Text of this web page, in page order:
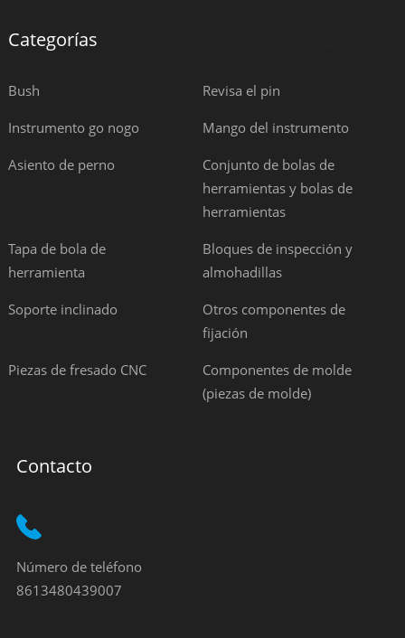
Categorías
Bush Revisa el pin
Instrumento go nogo Mango del instrumento
Asiento de perno
Conjunto de bolas de
herramientas y bolas de
herramientas
Tapa de bola de
herramienta
Bloques de inspección y
almohadillas
Soporte inclinado
Otros componentes de
fijación
Piezas de fresado CNC
Componentes de molde
(piezas de molde)
Contacto
Número de teléfono
8613480439007